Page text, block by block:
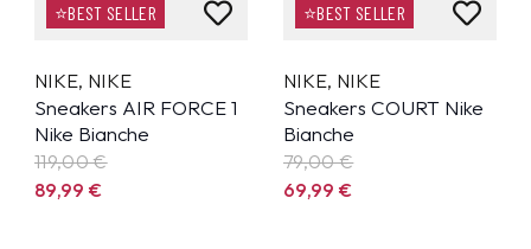
⭐BEST SELLER
NIKE, NIKE
Sneakers AIR FORCE 1
Nike Bianche
119,00 €
89,99€
⭐BEST SELLER
NIKE, NIKE
Sneakers COURT Nike
Bianche
79,00 €
69,99€